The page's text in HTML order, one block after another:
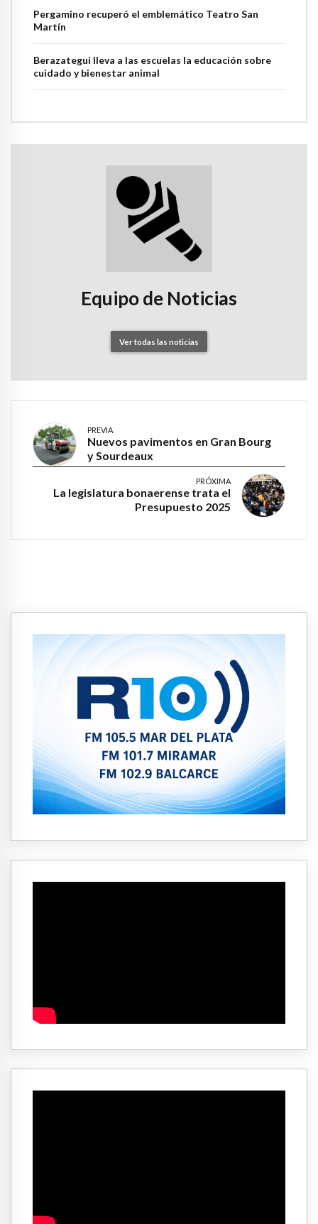
Pergamino recuperó el emblemático Teatro San
Martín
Berazategui lleva a las escuelas la educación sobre
cuidado y bienestar animal
Equipo de Noticias
Ver todas las noticias
PREVIA
Nuevos pavimentos en Gran Bourg
y Sourdeaux
PRÓXIMA
La legislatura bonaerense trata el
Presupuesto 2025